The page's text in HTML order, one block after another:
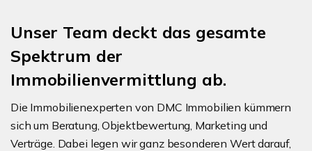
Unser Team deckt das gesamte
Spektrum der
Immobilienvermittlung ab.
Die Immobilienexperten von DMC Immobilien kümmern
sich um Beratung, Objektbewertung, Marketing und
Verträge. Dabei legen wir ganz besonderen Wert darauf,